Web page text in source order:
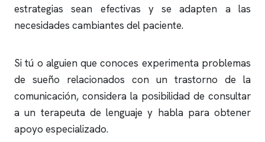
estrategias sean efectivas y se adapten a las
necesidades cambiantes del paciente.
Si tú o alguien que conoces experimenta problemas
de sueño relacionados con un trastorno de la
comunicación, considera la posibilidad de consultar
a un terapeuta de lenguaje y habla para obtener
apoyo especializado.